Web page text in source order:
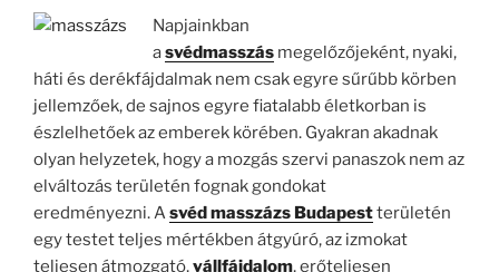
Napjainkban
asvédmasszásmegelőzőjeként, nyaki,
háti és derékfájdalmak nem csak egyre sűrűbb körben
jellemzőek, de sajnos egyre fiatalabb életkorban is
észlelhetőek az emberek körében. Gyakran akadnak
olyan helyzetek, hogy a mozgás szervi panaszok nem az
elváltozás területén fognak gondokat
eredményezni. A svéd masszázs Budapestterületén
egy testet teljes mértékben átgyúró, az izmokat
teljesen átmozgató,vállfájdalom, erőteljesen